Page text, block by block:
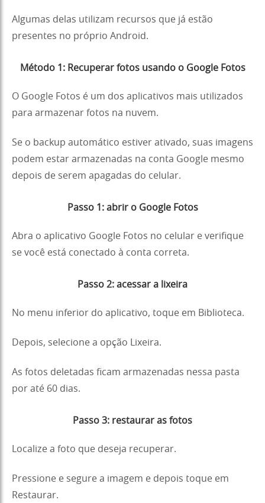
Algumas delas utilizam recursos que já estão
presentes no próprio Android.
Método 1: Recuperar fotos usando o Google Fotos
O Google Fotos é um dos aplicativos mais utilizados
para armazenar fotos na nuvem.
Se o backup automático estiver ativado, suas imagens
podem estar armazenadas na conta Google mesmo
depois de serem apagadas do celular.
Passo 1: abrir o Google Fotos
Abra o aplicativo Google Fotos no celular e verifique
se você está conectado à conta correta.
Passo 2: acessar a lixeira
No menu inferior do aplicativo, toque em Biblioteca.
Depois, selecione a opção Lixeira.
As fotos deletadas ficam armazenadas nessa pasta
por até 60 dias.
Passo 3: restaurar as fotos
Localize a foto que deseja recuperar.
Pressione e segure a imagem e depois toque em
Restaurar.